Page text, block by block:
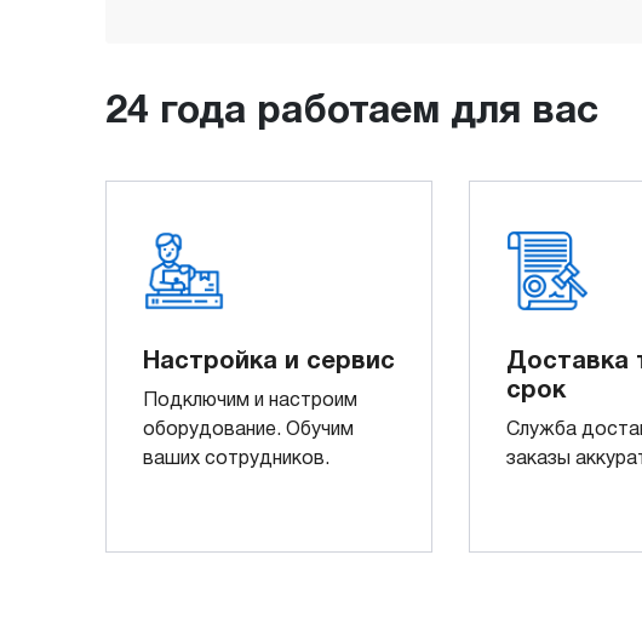
24 года работаем для вас
Настройка и сервис
Подключим и настроим
оборудование. Обучим
ваших сотрудников.
Доставка
срок
Служба
заказы